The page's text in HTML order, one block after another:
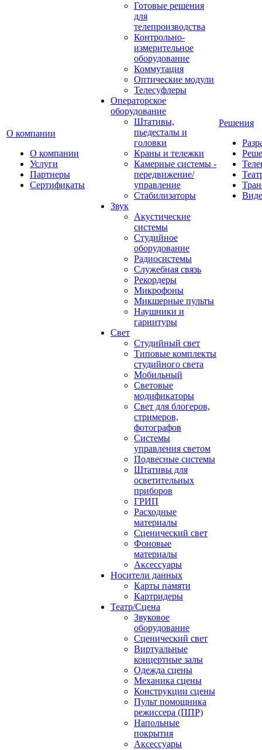
О компании
О компании
Услуги
Партнеры
Сертификаты
Готовые решения
для
телепроизводства
Контрольно-
измерительное
оборудование
Коммутация
Оптические модули
Телесуфлеры
Операторское
оборудование
Штативы,
пьедесталы и
головки
Краны и тележки
Камерные системы -
передвижение/
управление
Стабилизаторы
Звук
Акустические
системы
Студийное
оборудование
Радиосистемы
Служебная связь
Рекордеры
Микрофоны
Микшерные пульты
Наушники и
гарнитуры
Свет
Студийный свет
Типовые комплекты
студийного света
Мобильный
Световые
модификаторы
Свет для блогеров,
стримеров,
фотографов
Системы
управления светом
Подвесные системы
Штативы для
осветительных
приборов
ГРИП
Расходные
материалы
Сценический свет
Фоновые
материалы
Аксессуары
Носители данных
Карты памяти
Картридеры
Театр/Сцена
Звуковое
оборудование
Сценический свет
Виртуальные
концертные залы
Одежда сцены
Механика сцены
Конструкции сцены
Пульт помощника
режиссера (ППР)
Напольные
покрытия
Аксессуары
Решения